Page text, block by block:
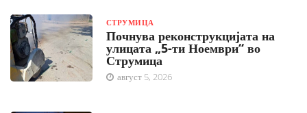
СТРУМИЦА
Почнува реконструкцијата на
улицата „5-ти Ноември“ во
Струмица
август 5, 2026